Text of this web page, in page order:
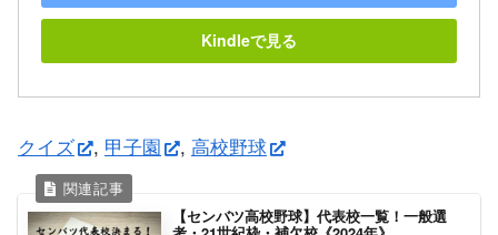
Kindleで見る
クイズ , 甲子園 , 高校野球
【センバツ高校野球】代表校一覧！一般選